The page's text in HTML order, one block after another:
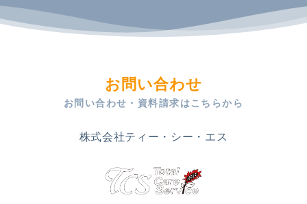
お問い合わせ
お問い合わせ・資料請求はこちらから
株式会社ティー・シー・エス